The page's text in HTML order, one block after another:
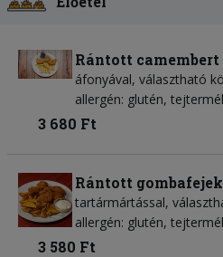
Rántott camembert
áfonyával, választható
allergén: glutén,
3 680 Ft
Rántott gombafejek
tartármártással,
allergén: glutén,
3 580 Ft